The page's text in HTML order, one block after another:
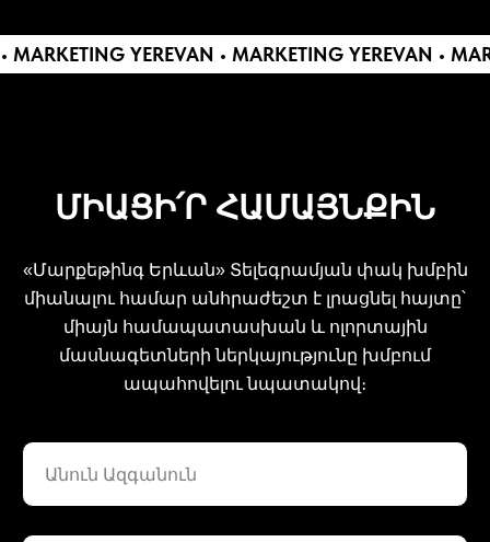
YEREVAN • MARKETING YEREVAN •
ՄԻԱՑԻ՛Ր ՀԱՄԱՅՆՔԻՆ
«Մարքեթինգ Երևան» Տելեգրամյան փակ խմբին
միանալու համար անհրաժեշտ է լրացնել հայտը՝
միայն համապատասխան և ոլորտային
մասնագետների ներկայությունը խմբում
ապահովելու նպատակով։